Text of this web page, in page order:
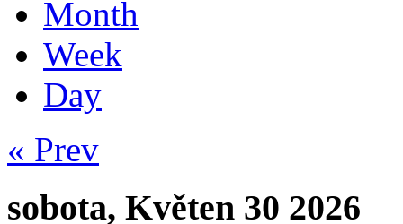
Month
Week
Day
« Prev
sobota, Květen 30 2026